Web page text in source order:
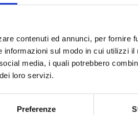
contenuti ed annunci, per fornire
informazioni sul modo in cui utilizzi
media, i quali potrebbero
loro servizi.
Preferenze
Fulvo, Grigio, Marrone, Nero,